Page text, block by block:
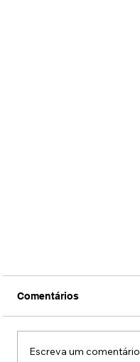
Comentários
Escreva um comentário